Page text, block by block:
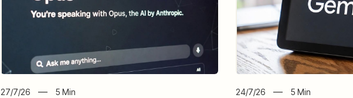
27/7/26 5 Min 24/7/26 5 Min